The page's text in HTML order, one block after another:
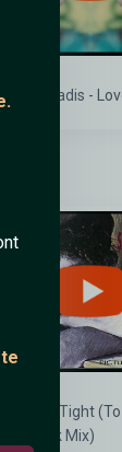
Paradis -
Too Tight
Cutback Mix)